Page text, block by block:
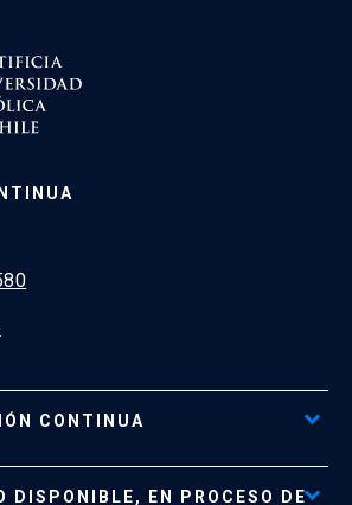
CONTINUA
DISPONIBLE, EN PROCESO DE